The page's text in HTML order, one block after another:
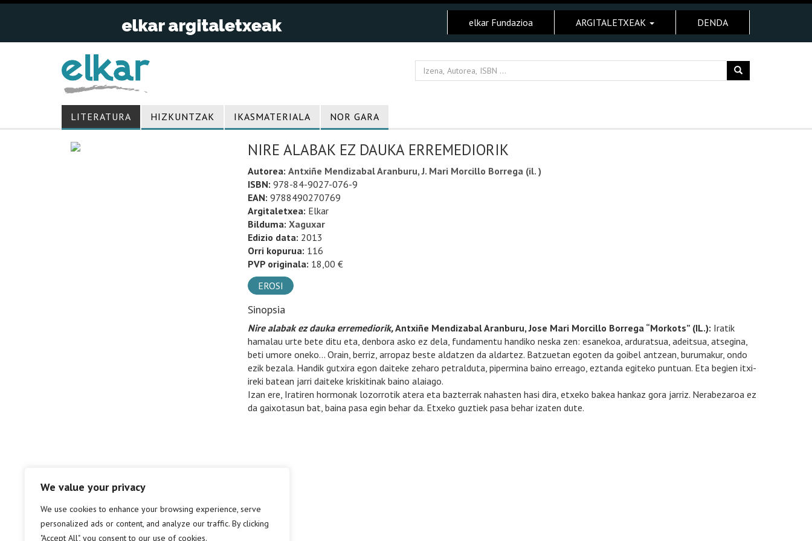
We value your privacy
We use cookies to enhance your browsing experience, serve
personalized ads or content, and analyze our traffic. By clicking
"Accept All", you consent to our use of cookies.
elkar Fundazioa ARGITALETXEAK DENDA
LITERATURA HIZKUNTZAK IKASMATERIALA NOR GARA
NIRE ALABAK EZ DAUKA ERREMEDIORIK
Autorea: Antxiñe Mendizabal Aranburu, J. Mari Morcillo Borrega (il. )
ISBN: 978-84-9027-076-9
EAN: 9788490270769
Argitaletxea: Elkar
Bilduma: Xaguxar
Edizio data: 2013
Orri kopurua: 116
PVP originala: 18,00 €
EROSI
Sinopsia
Nire alabak ez dauka erremediorik,Antxiñe Mendizabal Aranburu, Jose Mari Morcillo Borrega “Morkots” (IL.): Iratik
hamalau urte bete ditu eta, denbora asko ez dela, fundamentu handiko neska zen: esanekoa, arduratsua, adeitsua, atsegina,
beti umore oneko… Orain, berriz, arropaz beste aldatzen da aldartez. Batzuetan egoten da goibel antzean, burumakur, ondo
ezik bezala. Handik gutxira egon daiteke zeharo petralduta, pipermina baino erreago, eztanda egiteko puntuan. Eta begien itxi-
ireki batean jarri daiteke kriskitinak baino alaiago.
Izan ere, Iratiren hormonak lozorrotik atera eta bazterrak nahasten hasi dira, etxeko bakea hankaz gora jarriz. Nerabezaroa ez
da gaixotasun bat, baina pasa egin behar da. Etxeko guztiek pasa behar izaten dute.